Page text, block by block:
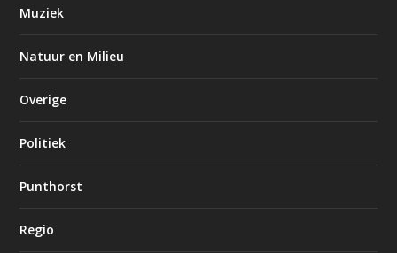
Muziek
Natuur en Milieu
Overige
Politiek
Punthorst
Regio